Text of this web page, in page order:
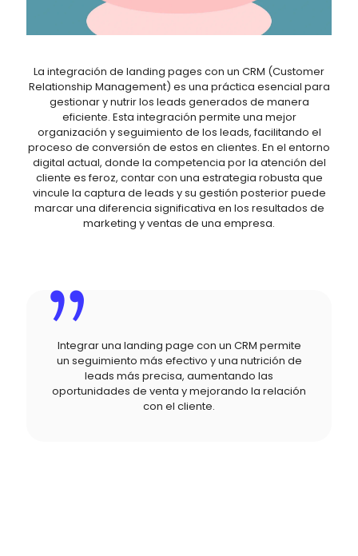
La integración de landing pages con un CRM (Customer
Relationship Management) es una práctica esencial para
gestionar y nutrir los leads generados de manera
eficiente. Esta integración permite una mejor
organización y seguimiento de los leads, facilitando el
proceso de conversión de estos en clientes. En el entorno
digital actual, donde la competencia por la atención del
cliente es feroz, contar con una estrategia robusta que
vincule la captura de leads y su gestión posterior puede
marcar una diferencia significativa en los resultados de
marketing y ventas de una empresa.
Integrar una landing page con un CRM permite
un seguimiento más efectivo y una nutrición de
leads más precisa, aumentando las
oportunidades de venta y mejorando la relación
con el cliente.